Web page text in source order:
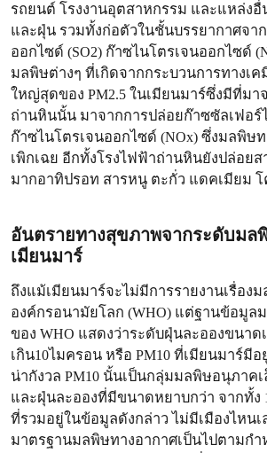
รถยนต์ โรงงานอุตสาหกรรม และแหล่งอื่
และฝุ่น รวมทั้งก่อตัวในชั้นบรรยากาศจา
ออกไซด์ (SO2) ก๊าซไนโตรเจนออกไซด์
มลพิษต่างๆ ที่เกิดจากกระบวนการทางเ
ใหญ่สุดของ PM2.5 ในเมียนมาร์ซึ่งมีที่มา
ถ่านหินนั้น มาจากการปล่อยก๊าซซัลเฟอร์
ก๊าซไนโตรเจนออกไซด์ (NOx) ซึ่งมลพิษ
เพิกเฉย อีกทั้งโรงไฟฟ้าถ่านหินยังปล่อย
มากอาทิปรอท สารหนู ตะกั่ว แดคเมียม
อันตรายทางสุขภาพจากระดับมล
เมียนมาร์
ถึงแม้เมียนมาร์จะไม่มีการรายงานเรื่องม
องค์กรอนามัยโลก (WHO) แต่ฐานข้อมูล
ของ WHO แสดงว่าระดับฝุ่นละอองขนาด
เกิน10ไมครอน หรือ PM10 ที่เมียนมาร์
น่ากังวล PM10 นั้นเป็นกลุ่มมลพิษอนุภาค
และฝุ่นละอองที่มีขนาดหยาบกว่า จากทั้ง
ที่รวมอยู่ในข้อมูลดังกล่าว ไม่มีเมืองไหน
มาตรฐานมลพิษทางอากาศเป็นไปตามก